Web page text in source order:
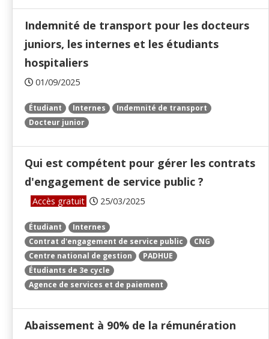
Indemnité de transport pour les docteurs
juniors, les internes et les étudiants
hospitaliers
01/09/2025
Étudiant Internes
Indemnité de transport
Docteur junior
Qui est compétent pour gérer les contrats
d'engagement de service public ?
Accès gratuit 25/03/2025
Étudiant
Internes
Contrat d'engagement de service public
CNG
Centre national de gestion
PADHUE
Étudiants de 3e cycle
Agence de services et de paiement
Abaissement à 90% de la rémunération